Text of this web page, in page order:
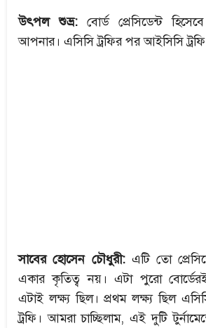
উৎপল শুভ্র:বোর্ড প্রেসিডেন্ট
আপনার। এসিসি ট্রফির পর আইসিসি
সাবের হোসেন চৌধুরী:এটি তো
একার কৃতিত্ব নয়। এটা পুরো
এটাই লক্ষ্য ছিল। প্রথম লক্ষ্য ছিল
ট্রফি। আমরা চাচ্ছিলাম, এই দুটি